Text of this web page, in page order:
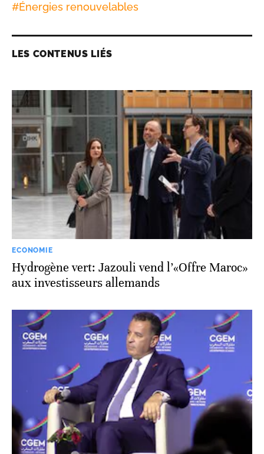
#Énergies renouvelables
LES CONTENUS LIÉS
ECONOMIE
Hydrogène vert: Jazouli vend l’«Offre Maroc»
aux investisseurs allemands